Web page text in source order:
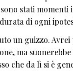
stati momenti
di ogni
un guizzo.
ma
che da lì si è